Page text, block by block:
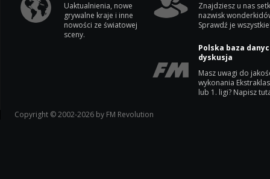
Uaktualnienia, nowe
grywalne kraje i inne
nowości ze światowej
sceny.
Znajdziesz u nas
nazwisk
Sprawdź je
Polska baza
dyskusja
Masz uwagi do
wykonania
lub 1. ligi? Napisz
Copyright © 2002-2026 by FM Revolution